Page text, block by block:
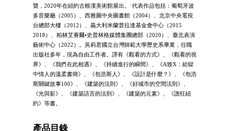
覽，2020年在紐約古根漢美術館展出。˙代表作品包括：葡萄牙波
多音樂廳（2005）、西雅圖中央圖書館（2004）、北京中央電視
台總部大樓（2012）、義大利米蘭普拉達基金會中心（2015
2018）、柏林艾賽爾•史普林格媒體集團總部（2020）、臺北表演
藝術中心（2022）。吳莉君國立台灣師範大學歷史系畢業，任職
出版社多年，現為自由工作者。譯有《觀看的方式》、《觀看的視
界》、《我們在此相遇》、《持續進行的瞬間》、《A致X：給獄
中情人的溫柔書簡》、《包浩斯人》、《設計是什麼？》、《包浩
斯關鍵故事100》、《建築的法則》、《好城市的空間法則》、
《光與影》、《建築語言的法則》、《建築的元素》、《譫狂紐
約》等書。
產品目錄